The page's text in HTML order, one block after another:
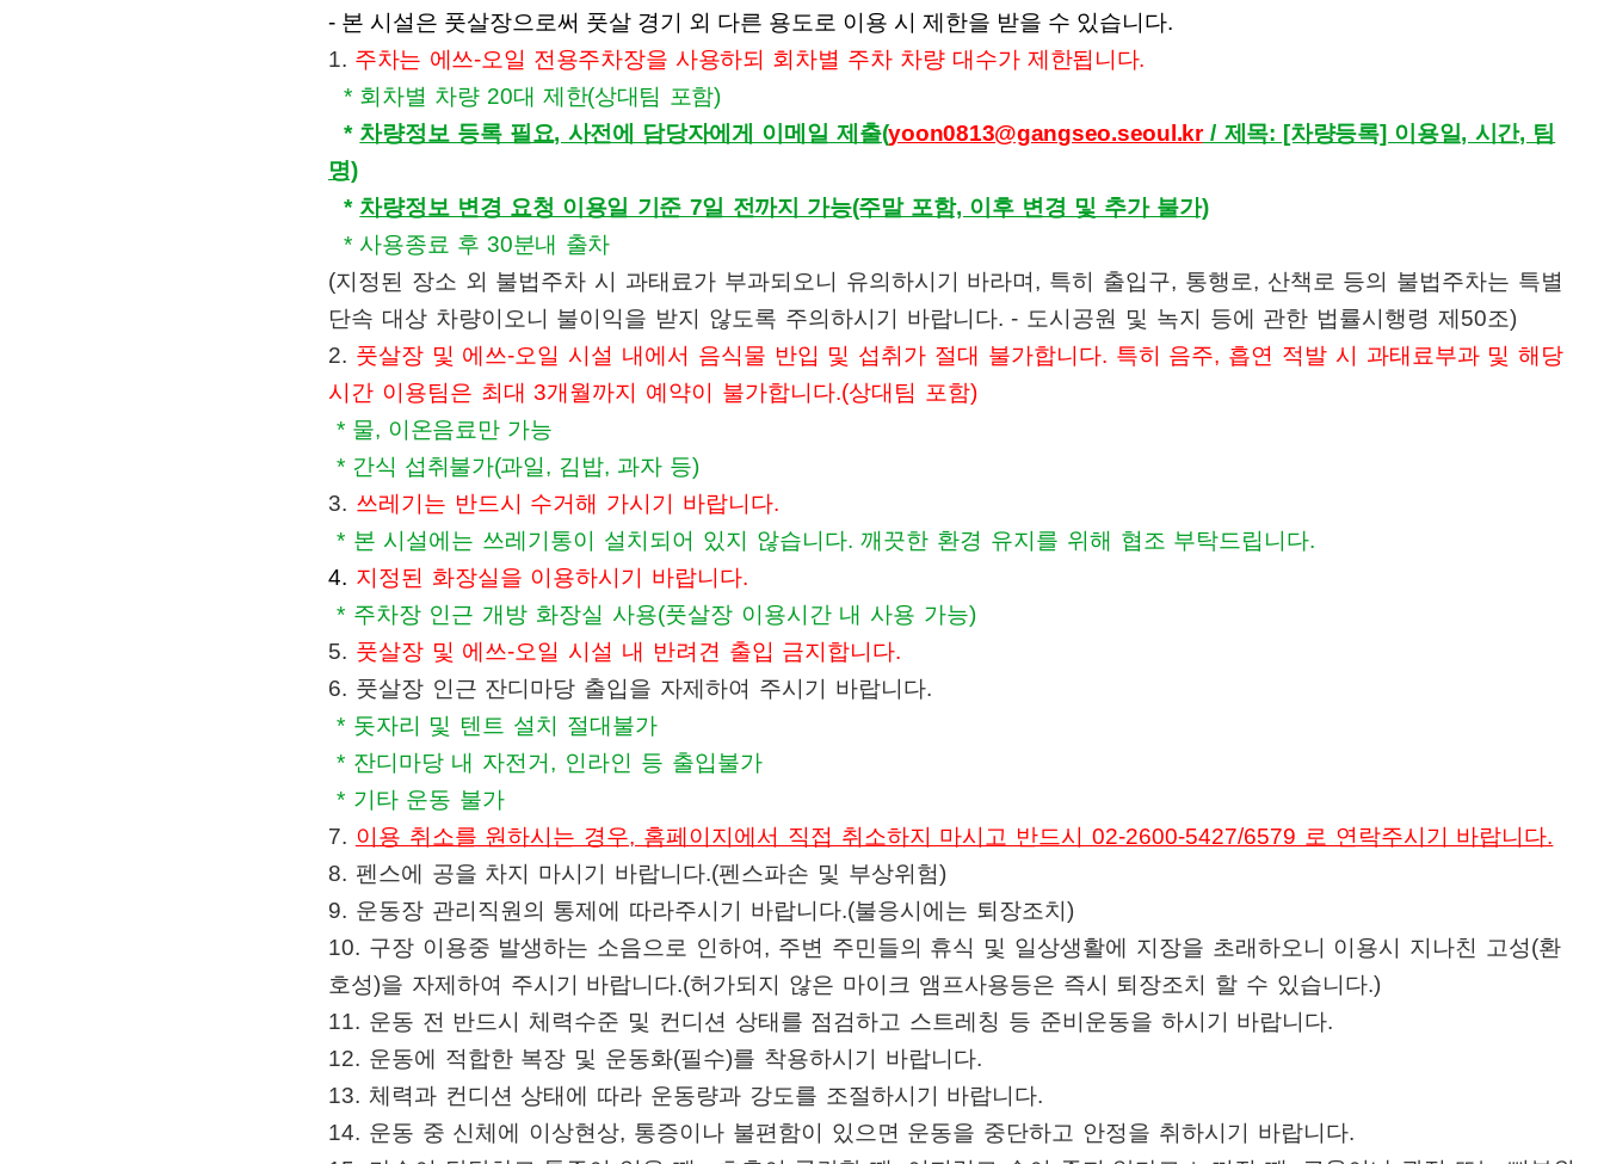
- 본 시설은 풋살장으로써 풋살 경기 외 다른 용도로 이용 시 제한을 받을 수 있습니다.
1. 주차는 에쓰-오일 전용주차장을 사용하되 회차별 주차 차량 대수가 제한됩니다.
* 회차별 차량 20대 제한(상대팀 포함)
* 차량정보 등록 필요, 사전에 담당자에게 이메일 제출(yoon0813@gangseo.seoul.kr/ 제목: [차량등록] 이용일, 시간, 팀
명)
* 차량정보 변경 요청 이용일 기준 7일 전까지 가능(주말 포함, 이후 변경 및 추가 불가)
* 사용종료 후 30분내 출차
(지정된 장소 외 불법주차 시 과태료가 부과되오니 유의하시기 바라며, 특히 출입구, 통행로, 산책로 등의 불법주차는 특별
단속 대상 차량이오니 불이익을 받지 않도록 주의하시기 바랍니다. - 도시공원 및 녹지 등에 관한 법률시행령 제 50조)
2. 풋살장 및 에쓰-오일 시설 내에서 음식물 반입 및 섭취가 절대 불가합니다. 특히 음주, 흡연 적발 시 과태료부과 및해당
시간 이용팀은 최대3개월까지 예약이 불가합니다.(상대팀 포함)
* 물, 이온음료만 가능
* 간식 섭취불가(과일, 김밥, 과자 등)
3. 쓰레기는 반드시 수거해 가시기 바랍니다.
* 본 시설에는 쓰레기통이 설치되어 있지 않습니다. 깨끗한 환경 유지를 위해 협조 부탁드립니다.
4. 지정된 화장실을 이용하시기 바랍니다.
* 주차장 인근 개방 화장실 사용(풋살장 이용시간 내 사용 가능)
5. 풋살장 및 에쓰-오일 시설 내 반려견 출입 금지합니다.
6. 풋살장 인근 잔디마당 출입을 자제하여 주시기 바랍니다.
* 돗자리 및 텐트 설치 절대불가
* 잔디마당 내 자전거, 인라인 등 출입불가
* 기타 운동 불가
7. 이용 취소를 원하시는 경우, 홈페이지에서 직접 취소하지 마시고 반드시 02-2600-5427/6579 로 연락주시기 바랍니다.
8. 펜스에 공을 차지 마시기 바랍니다.(펜 스파손 및 부상위험)
9. 운동장 관리직원의 통제에 따라주시기 바랍니다.(불응시에는 퇴장조치 )
10. 구장 이용중 발생하는 소음으로 인하여 , 주변 주민들의 휴식 및 일상생활에 지장을 초래하오니 이용시 지나친 고성(환
호성)을 자제하여 주시기 바랍니다.(허가되지 않은 마이크 앰프사용등은 즉시 퇴장조치 할 수 있습니다.)
11. 운동 전 반드시 체력수준 및 컨디션 상태를 점검하고 스트레칭 등 준비운동을 하시기 바랍니다.
12. 운동에 적합한 복장 및 운동화(필수)를 착용하시기 바랍니다.
13. 체력과 컨디션 상태에 따라 운동량과 강도를 조절하시기 바랍니다.
14. 운동 중 신체에 이상현상, 통증이나 불편함이 있으면 운동을 중단하고 안정을 취하시기 바랍니다.